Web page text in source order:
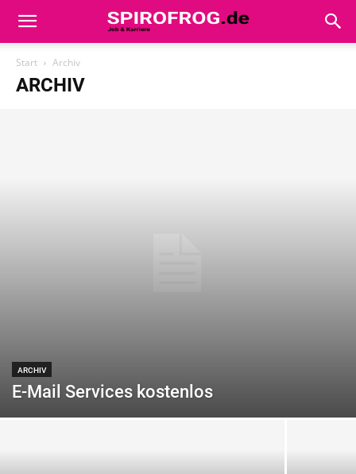
Start Archiv
ARCHIV
ARCHIV
E-Mail Services kostenlos